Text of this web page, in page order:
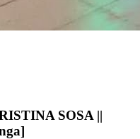
SOSA ||